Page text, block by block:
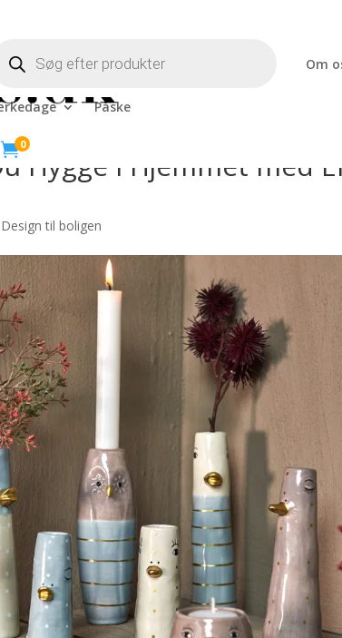
Om
Påske
0
Hygge i Hjemmet med
Design til boligen